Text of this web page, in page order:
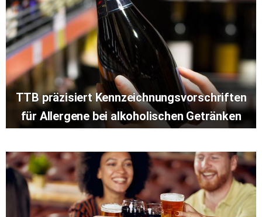
TTB präzisiert Kennzeichnungsvorschriften
für Allergene bei alkoholischen Getränken